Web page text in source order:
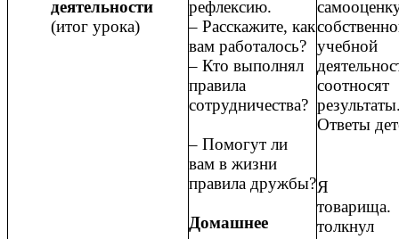
деятельности
(итог урока)
рефлексию.
‒ Расскажите, как
вам работалось?
‒ Кто выполнял
правила
сотрудничества?
‒ Помогут ли
вам в жизни
правила дружбы?
Домашнее
учебной
Ответы
Я
толкнул